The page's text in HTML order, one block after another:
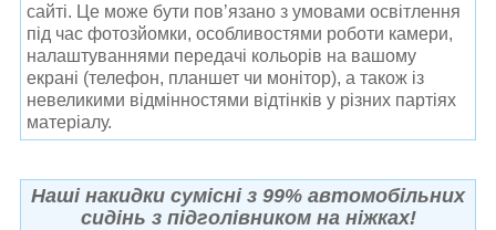
сайті. Це може бути пов’язано з умовами освітлення
під час фотозйомки, особливостями роботи камери,
налаштуваннями передачі кольорів на вашому
екрані (телефон, планшет чи монітор), а також із
невеликими відмінностями відтінків у різних партіях
матеріалу.
Наші накидки сумісні з 99% автомобільних
сидінь з підголівником на ніжках!